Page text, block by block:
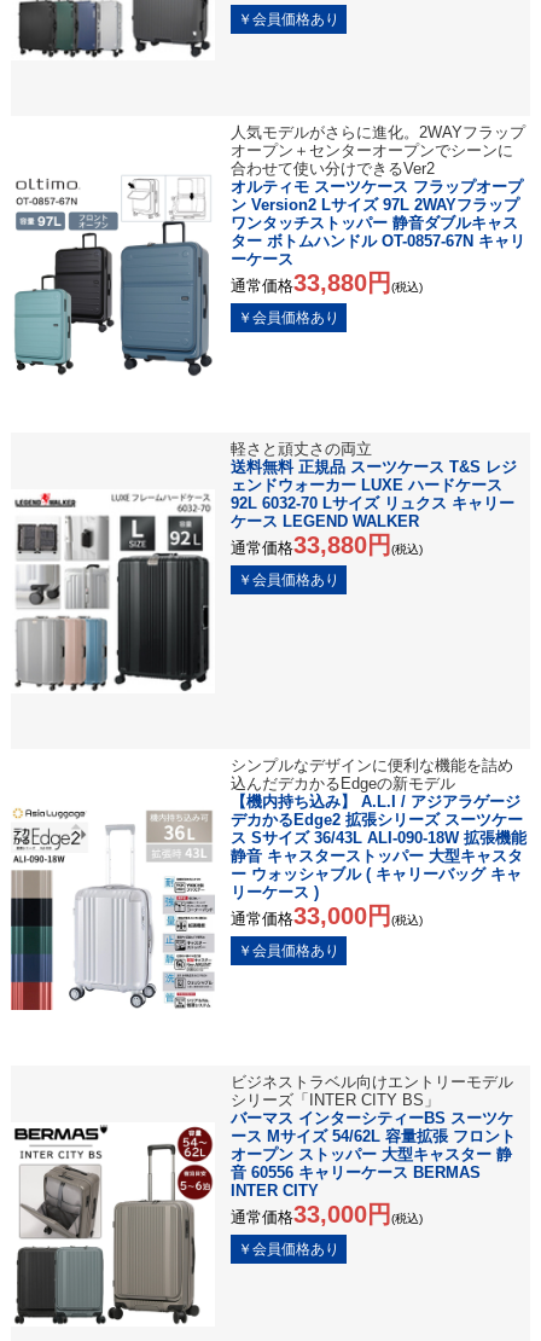
人気モデルがさらに進化。2WAYフラップ
オープン＋センターオープンでシーンに
合わせて使い分けできるVer2
オルティモ スーツケース フラップオープ
ン Version2 Lサイズ 97L 2WAYフラップ
ワンタッチストッパー 静音ダブルキャス
ター ボトムハンドル OT-0857-67N キャリ
ーケース
通常価格33,880円 (税込)
軽さと頑丈さの両立
送料無料 正規品 スーツケース T&S レジ
ェンドウォーカー LUXE ハードケース
92L 6032-70 Lサイズ リュクス キャリー
ケース LEGEND WALKER
通常価格33,880円 (税込)
シンプルなデザインに便利な機能を詰め
込んだデカかるEdgeの新モデル
【機内持ち込み】 A.L.I / アジアラゲージ
デカかるEdge2 拡張シリーズ スーツケー
ス Sサイズ 36/43L ALI-090-18W 拡張機能
静音 キャスターストッパー 大型キャスタ
ー ウォッシャブル ( キャリーバッグ キャ
リーケース )
通常価格33,000円 (税込)
ビジネストラベル向けエントリーモデル
シリーズ「INTER CITY BS」
バーマス インターシティーBS スーツケ
ース Mサイズ 54/62L 容量拡張 フロント
オープン ストッパー 大型キャスター 静
音 60556 キャリーケース BERMAS
INTER CITY
通常価格33,000円 (税込)